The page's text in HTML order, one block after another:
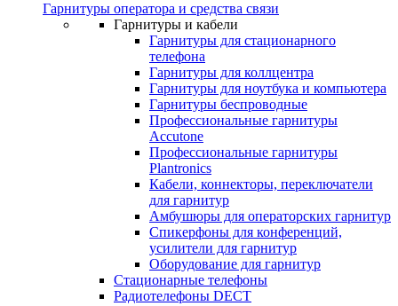
Гарнитуры оператора и средства связи
Гарнитуры и кабели
Гарнитуры для стационарного
телефона
Гарнитуры для коллцентра
Гарнитуры для ноутбука и компьютера
Гарнитуры беспроводные
Профессиональные гарнитуры
Accutone
Профессиональные гарнитуры
Plantronics
Кабели, коннекторы, переключатели
для гарнитур
Амбушюры для операторских гарнитур
Cпикерфоны для конференций,
усилители для гарнитур
Оборудование для гарнитур
Стационарные телефоны
Радиотелефоны DECT